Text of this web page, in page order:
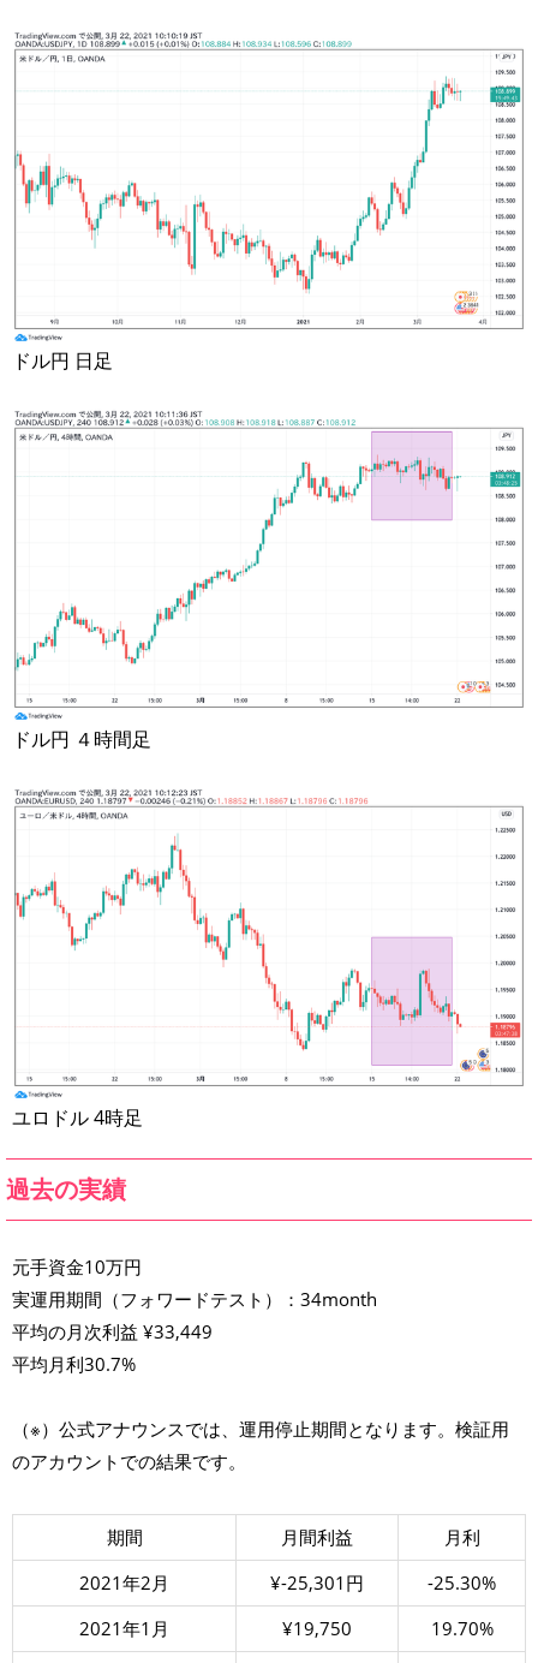
ドル円 日足
ドル円 ４時間足
ユロドル 4時足
過去の実績
元手資金10万円
実運用期間（フォワードテスト）：34month
平均の月次利益 ¥33,449
平均月利30.7%
（※）公式アナウンスでは、運用停止期間となります。検証用
のアカウントでの結果です。
期間 月間利益
月利
2021年2月
¥-25,301円
-25.30%
2021年1月
¥19,750
19.70%